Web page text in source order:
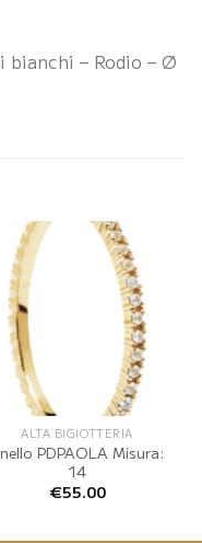
bianchi – Rodio – Ø
ALTA BIGIOTTERIA
PDPAOLA Misura:
14
€55.00